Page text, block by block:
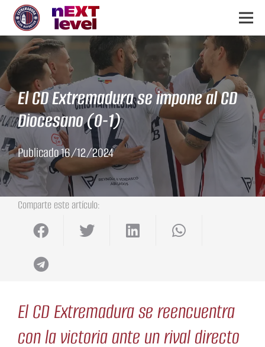
El CD Extremadura se impone al CD
Diocesano (0-1)
Publicado16/12/2024
Comparte este artículo:
El CD Extremadura se reencuentra
con la victoria ante un rival directo